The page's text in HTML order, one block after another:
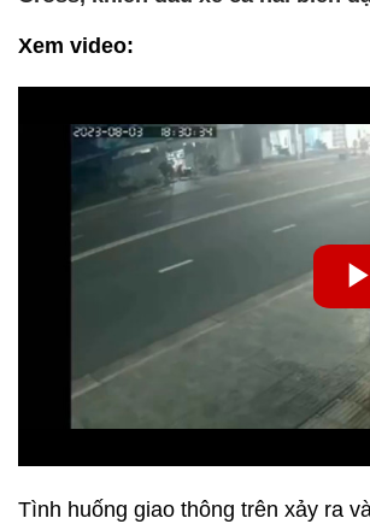
Xem video:
Tình huống giao thông trên xảy ra